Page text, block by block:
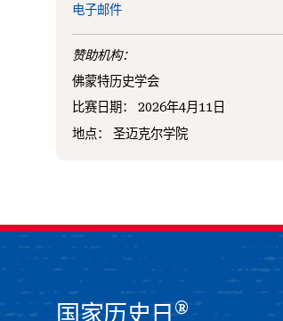
电子邮件
赞助机构：
佛蒙特历史学会
比赛日期：
2026年4月11日
地点：
圣迈克尔学院
国家历史日®